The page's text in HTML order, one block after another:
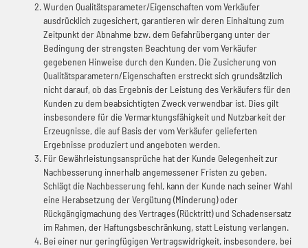
Wurden Qualitätsparameter/Eigenschaften vom Verkäufer
ausdrücklich zugesichert, garantieren wir deren Einhaltung zum
Zeitpunkt der Abnahme bzw. dem Gefahrübergang unter der
Bedingung der strengsten Beachtung der vom Verkäufer
gegebenen Hinweise durch den Kunden. Die Zusicherung von
Qualitätsparametern/Eigenschaften erstreckt sich grundsätzlich
nicht darauf, ob das Ergebnis der Leistung des Verkäufers für den
Kunden zu dem beabsichtigten Zweck verwendbar ist. Dies gilt
insbesondere für die Vermarktungsfähigkeit und Nutzbarkeit der
Erzeugnisse, die auf Basis der vom Verkäufer gelieferten
Ergebnisse produziert und angeboten werden.
Für Gewährleistungsansprüche hat der Kunde Gelegenheit zur
Nachbesserung innerhalb angemessener Fristen zu geben.
Schlägt die Nachbesserung fehl, kann der Kunde nach seiner Wahl
eine Herabsetzung der Vergütung (Minderung) oder
Rückgängigmachung des Vertrages (Rücktritt) und Schadensersatz
im Rahmen, der Haftungsbeschränkung, statt Leistung verlangen.
Bei einer nur geringfügigen Vertragswidrigkeit, insbesondere, bei